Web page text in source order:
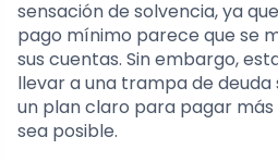
sensación de solvencia, ya
pago mínimo parece que se
sus cuentas. Sin embargo,
llevar a una trampa de deuda
un plan claro para pagar
sea posible.